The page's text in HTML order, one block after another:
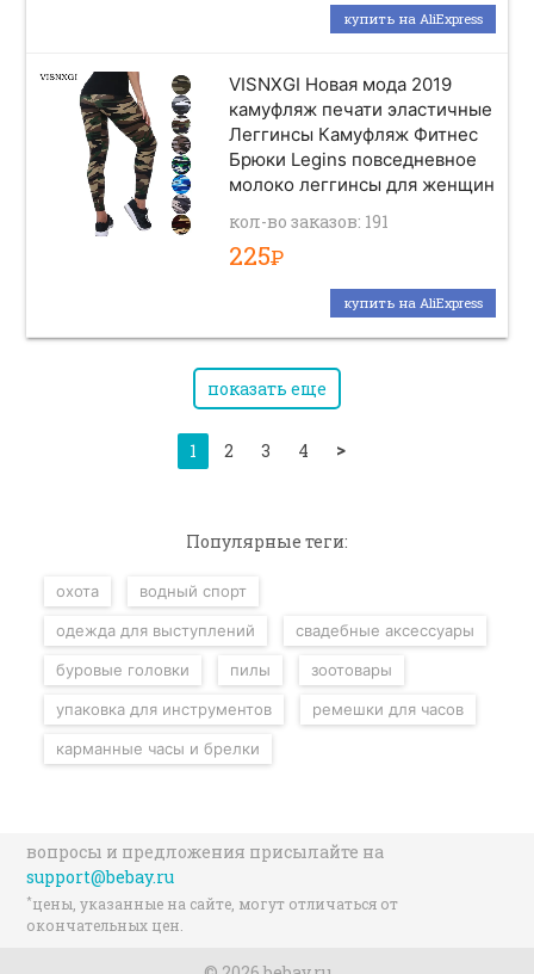
купить на AliExpress
VISNXGI Новая мода 2019
камуфляж печати эластичные
Леггинсы Камуфляж Фитнес
Брюки Legins повседневное
молоко леггинсы для женщин
кол-во заказов: 191
225Р
купить на AliExpress
показать еще
1 2 3 4 >
Популярные теги:
охота водный спорт
одежда для выступлений свадебные аксессуары
буровые головки пилы зоотовары
упаковка для инструментов ремешки для часов
карманные часы и брелки
вопросы и предложения присылайте на
support@bebay.ru
*цены, указанные на сайте, могут отличаться от
окончательных цен.